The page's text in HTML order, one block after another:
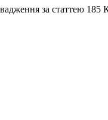
за статтею 185